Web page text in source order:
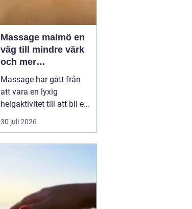
Massage malmö en
väg till mindre värk
och mer
vardagsenergi
Massage har gått från
att vara en lyxig
helgaktivitet till att bli en
naturlig del av många
människors vardag. Fler
som Malmö, där tempot
är högt och många
30 juli 2026